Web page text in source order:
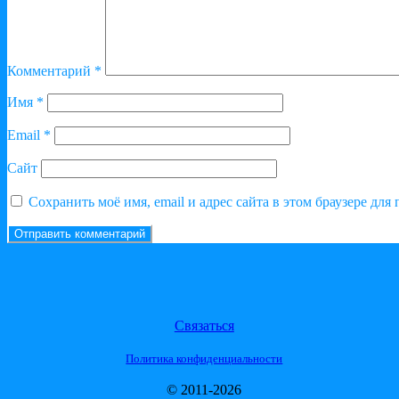
Комментарий *
Имя *
Email *
Сайт
Сохранить моё имя, email и адрес сайта в этом браузере
Связаться
Политика конфиденциальности
© 2011-2026